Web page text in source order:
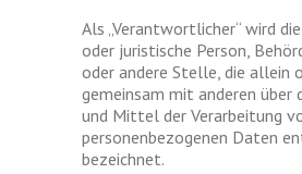
Als „Verantwortlicher“ wird
oder juristische Person,
oder andere Stelle, die allein
gemeinsam mit anderen über
und Mittel der Verarbeitung
personenbezogenen Daten
bezeichnet.